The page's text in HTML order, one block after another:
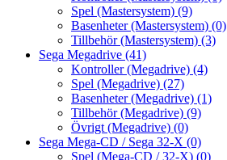
Spel (Mastersystem) (9)
Basenheter (Mastersystem) (0)
Tillbehör (Mastersystem) (3)
Sega Megadrive (41)
Kontroller (Megadrive) (4)
Spel (Megadrive) (27)
Basenheter (Megadrive) (1)
Tillbehör (Megadrive) (9)
Övrigt (Megadrive) (0)
Sega Mega-CD / Sega 32-X (0)
Spel (Mega-CD / 32-X) (0)